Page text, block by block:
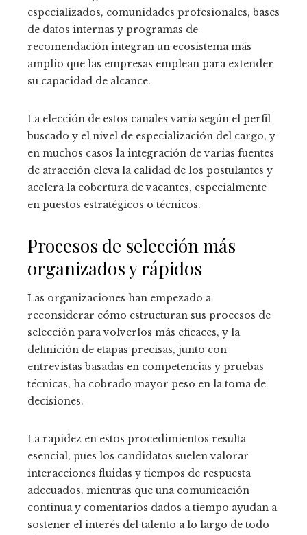
especializados, comunidades profesionales, bases
de datos internas y programas de
recomendación integran un ecosistema más
amplio que las empresas emplean para extender
su capacidad de alcance.
La elección de estos canales varía según el perfil
buscado y el nivel de especialización del cargo, y
en muchos casos la integración de varias fuentes
de atracción eleva la calidad de los postulantes y
acelera la cobertura de vacantes, especialmente
en puestos estratégicos o técnicos.
Procesos de selección más
organizados y rápidos
Las organizaciones han empezado a
reconsiderar cómo estructuran sus procesos de
selección para volverlos más eficaces, y la
definición de etapas precisas, junto con
entrevistas basadas en competencias y pruebas
técnicas, ha cobrado mayor peso en la toma de
decisiones.
La rapidez en estos procedimientos resulta
esencial, pues los candidatos suelen valorar
interacciones fluidas y tiempos de respuesta
adecuados, mientras que una comunicación
continua y comentarios dados a tiempo ayudan a
sostener el interés del talento a lo largo de todo